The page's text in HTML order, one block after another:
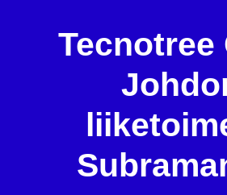
Tecnotree